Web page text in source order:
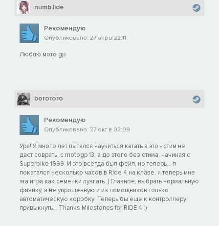
numb.lide
Рекомендую
Опубликовано: 27 апр в 22:11
Люблю мото gp
borororo
Рекомендую
Опубликовано: 27 окт в 02:09
Ура! Я много лет пытался научиться катать в это - стим не
даст соврать, c motogp 13, а до этого без стима, начиная с
Superbike 1999. И это всегда был фейл, но теперь... я
покатался несколько часов в Ride 4 на клаве, и теперь мне
эта игра как семечки лузгать :) Главное, выбрать нормальную
физику, а не упрощенную и из помощников только
автоматическую коробку. Теперь бы еще к контроллеру
привыкнуть... Thanks Milestones for RIDE 4 :)